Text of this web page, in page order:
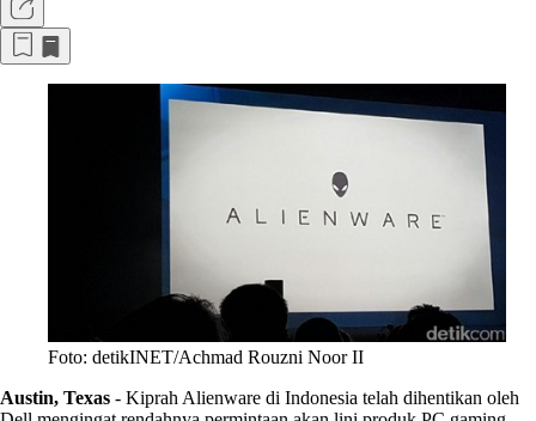
Foto: detikINET/Achmad Rouzni Noor II
Austin, Texas - Kiprah Alienware di Indonesia telah dihentikan oleh